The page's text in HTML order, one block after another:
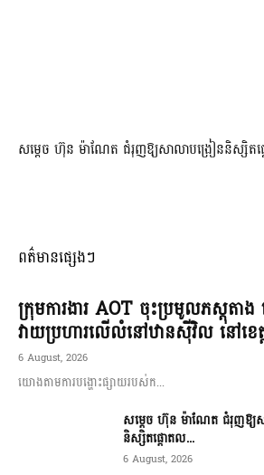
សម្តេច ហ៊ុន ម៉ាណែត ជំរុញឱ្យសាលាបង្រៀននិស្សិ
ពត៌មានផ្សេងៗ
ក្រុមការងារ AOT ចុះប្រមូលភស្តុតា
វាយប្រហារលើលំនៅឋានស៊ីវិល នៅខេត្
6 August, 2026
យោងតាមការបង្ហោះផ្សាយរបស់ក...
សម្តេច ហ៊ុន ម៉ាណែត ជំរុញឱ្យ
និស្សិតផ្តោតល...
6 August, 2026